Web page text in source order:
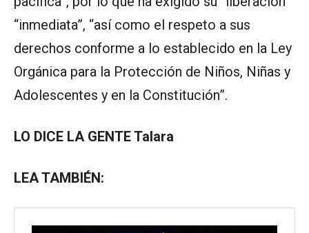
“inmediata”, “así como el respeto a sus
derechos conforme a lo establecido en la Ley
Orgánica para la Protección de Niños, Niñas y
Adolescentes y en la Constitución”.
LO DICE LA GENTE Talara
LEA TAMBIÉN: